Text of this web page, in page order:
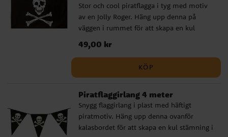
Stor och cool piratflagga i tyg med motiv
av en Jolly Roger. Häng upp denna på
väggen i rummet för att skapa en kul
stämning när det är kalas. Flaggan är ca 90
x 150 cm stor.
Pris :49,00 kr
49,00 kr
KÖP
Piratflaggirlang 4 meter
Snygg flaggirlang i plast med häftigt
piratmotiv. Häng upp denna ovanför
kalasbordet för att skapa en kul stämning i